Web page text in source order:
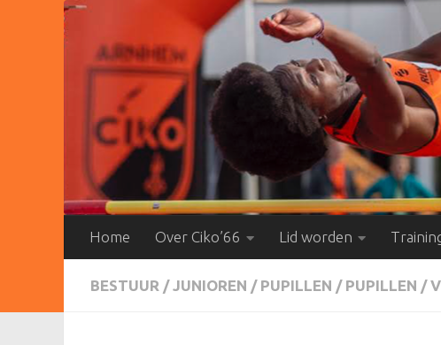
Doorgaan naar inhoud
Home Over Ciko’66 Lid worden
BESTUUR / JUNIOREN / PUPILLEN / PUPILLEN /